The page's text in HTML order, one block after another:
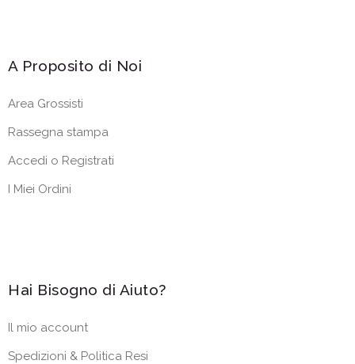
A Proposito di Noi
Area Grossisti
Rassegna stampa
Accedi o Registrati
I Miei Ordini
Hai Bisogno di Aiuto?
Il mio account
Spedizioni & Politica Resi